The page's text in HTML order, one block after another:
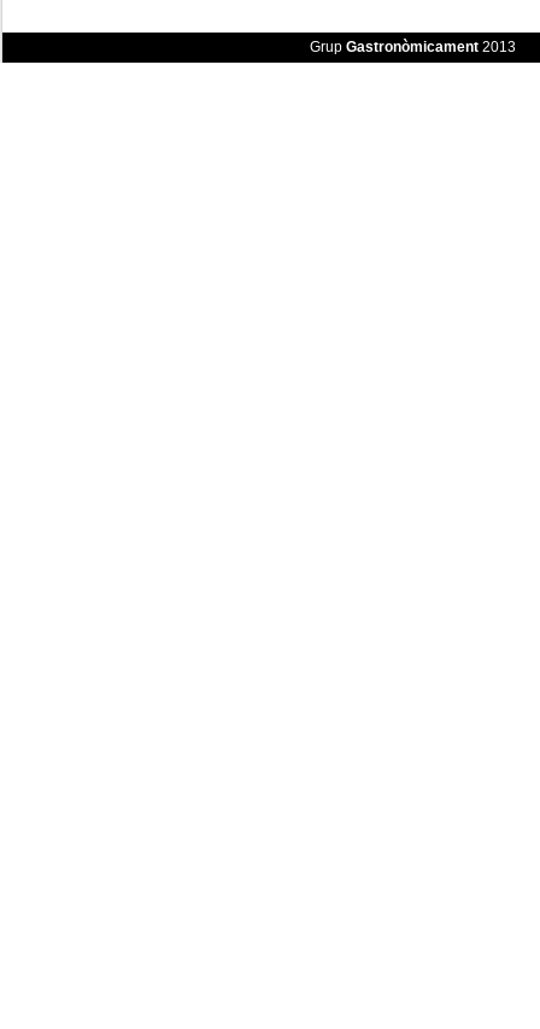
Grup Gastronòmicament2013